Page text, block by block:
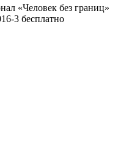
«Человек без границ»
3 бесплатно